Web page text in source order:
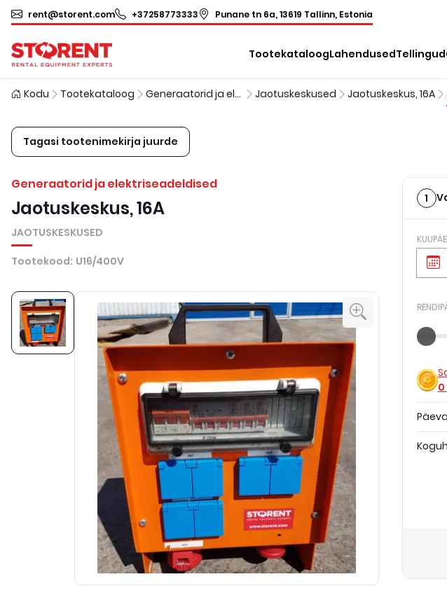
rent@storent.com +37258773333 Punane tn 6a, 13619 Tallinn, Estonia
TootekataloogLahendusedTellingud
Kodu Tootekataloog Generaatorid ja elektriseadeldised Jaotuskeskused Jaotuskeskus, 16A
Tagasi tootenimekirja juurde
Generaatorid ja elektriseadeldised
Jaotuskeskus, 16A
JAOTUSKESKUSED
Tootekood: U16/400V
1
0